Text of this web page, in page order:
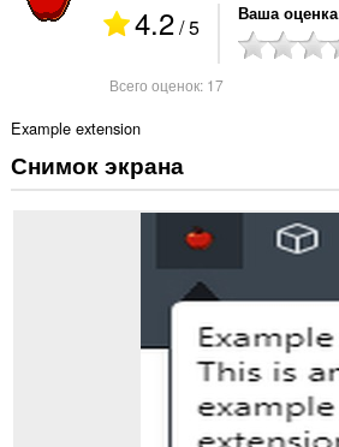
4.2/ 5 Ваша оценка
Всего оценок: 17
Example extension
Снимок экрана